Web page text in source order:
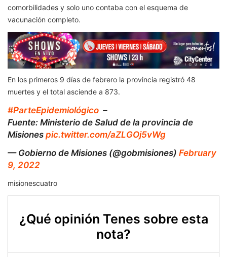
comorbilidades y solo uno contaba con el esquema de
vacunación completo.
En los primeros 9 días de febrero la provincia registró 48
muertes y el total asciende a 873.
#ParteEpidemiológico –
Fuente: Ministerio de Salud de la provincia de
Misiones pic.twitter.com/aZLGOj5vWg
— Gobierno de Misiones (@gobmisiones) February
9, 2022
misionescuatro
¿Qué opinión Tenes sobre esta
nota?